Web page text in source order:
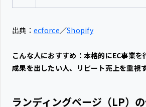
出典： ecforce／Shopify
こんな人におすすめ：本格的にEC事業
成果を出したい人、リピート売上を重視
ランディングページ（LP）